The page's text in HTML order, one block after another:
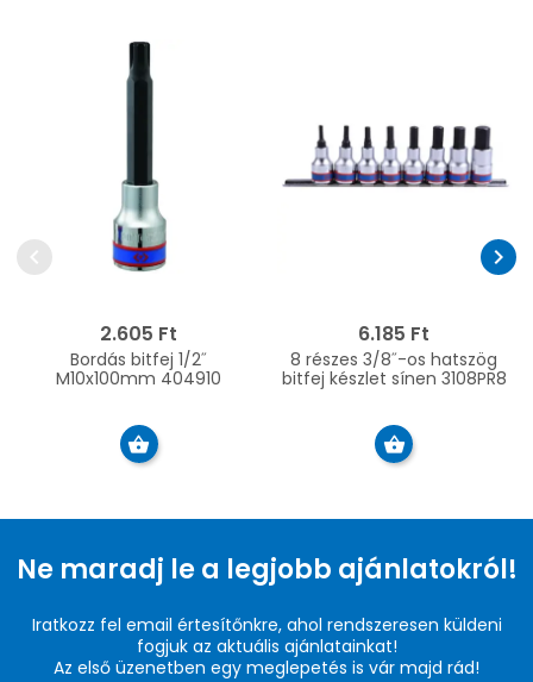
2.605 Ft
Bordás bitfej 1/2˝
M10x100mm 404910
6.185 Ft
8 részes 3/8˝-os hatszög
bitfej készlet sínen 3108PR8
chevron_left chevron_right
Ne maradj le a legjobb ajánlatokról!
Iratkozz fel email értesítőnkre, ahol rendszeresen küldeni
fogjuk az aktuális ajánlatainkat!
Az első üzenetben egy meglepetés is vár majd rád!